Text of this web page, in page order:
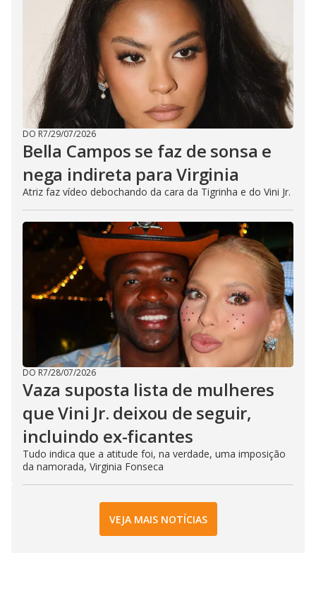
DO R7/29/07/2026
Bella Campos se faz de sonsa e
nega indireta para Virginia
Atriz faz vídeo debochando da cara da Tigrinha e do Vini Jr.
DO R7/28/07/2026
Vaza suposta lista de mulheres
que Vini Jr. deixou de seguir,
incluindo ex-ficantes
Tudo indica que a atitude foi, na verdade, uma imposição
da namorada, Virginia Fonseca
VEJA MAIS NOTÍCIAS